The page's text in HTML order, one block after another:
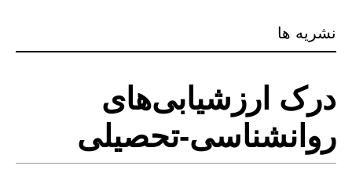
نشریه ها
درک ارزشیابی‌های
روانشناسی-تحصیلی